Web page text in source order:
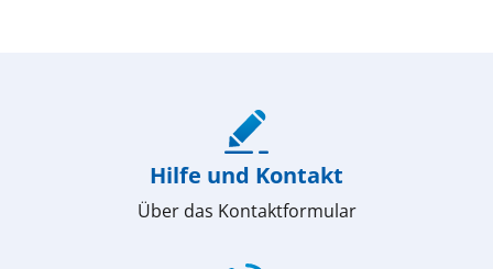
Hilfe und Kontakt
Über das Kontaktformular